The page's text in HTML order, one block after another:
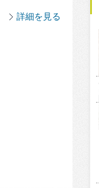
詳細を見る